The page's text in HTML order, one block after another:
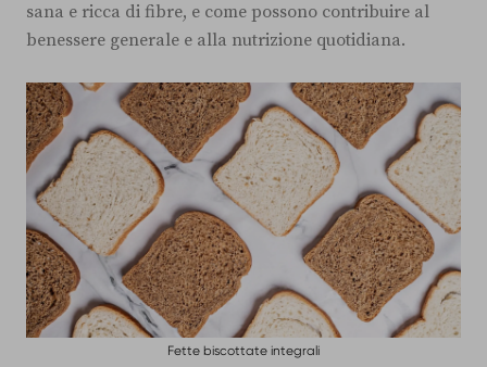
sana e ricca di fibre, e come possono contribuire al
benessere generale e alla nutrizione quotidiana.
Fette biscottate integrali